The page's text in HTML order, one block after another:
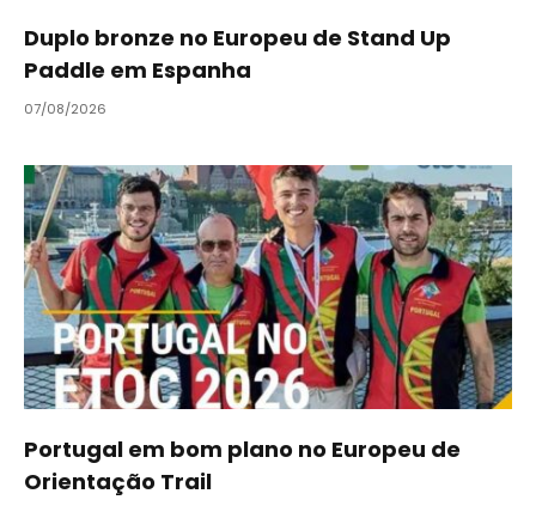
Duplo bronze no Europeu de Stand Up
Paddle em Espanha
07/08/2026
Portugal em bom plano no Europeu de
Orientação Trail